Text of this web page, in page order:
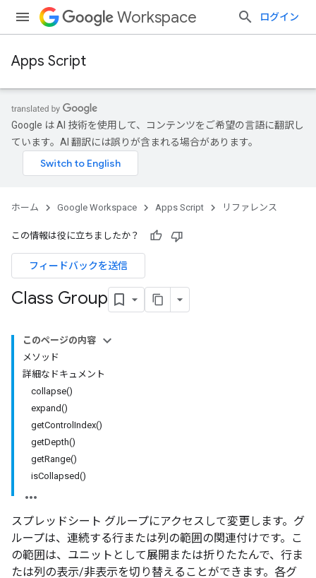
Workspace ログイン
Apps Script
Google は AI 技術を使用して、コンテンツをご希望の言語に翻訳し
ています。AI 翻訳には誤りが含まれる場合があります。
ホーム Google Workspace Apps Script リファレンス
この情報は役に立ちましたか？
フィードバックを送信
Class Group
このページの内容
メソッド
詳細なドキュメント
collapse()
expand()
getControlIndex()
getDepth()
getRange()
isCollapsed()
スプレッドシート グループにアクセスして変更します。グ
ループは、連続する行または列の範囲の関連付けです。こ
の範囲は、ユニットとして展開または折りたたんで、行ま
たは列の表示/非表示を切り替えることができます。各グ